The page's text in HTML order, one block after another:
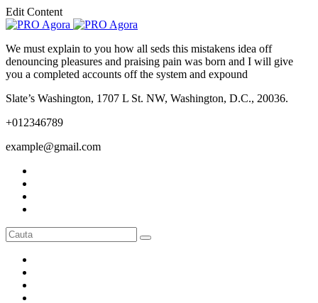
Edit Content
We must explain to you how all seds this mistakens idea off
denouncing pleasures and praising pain was born and I will give
you a completed accounts off the system and expound
Slate’s Washington, 1707 L St. NW, Washington, D.C., 20036.
+012346789
example@gmail.com